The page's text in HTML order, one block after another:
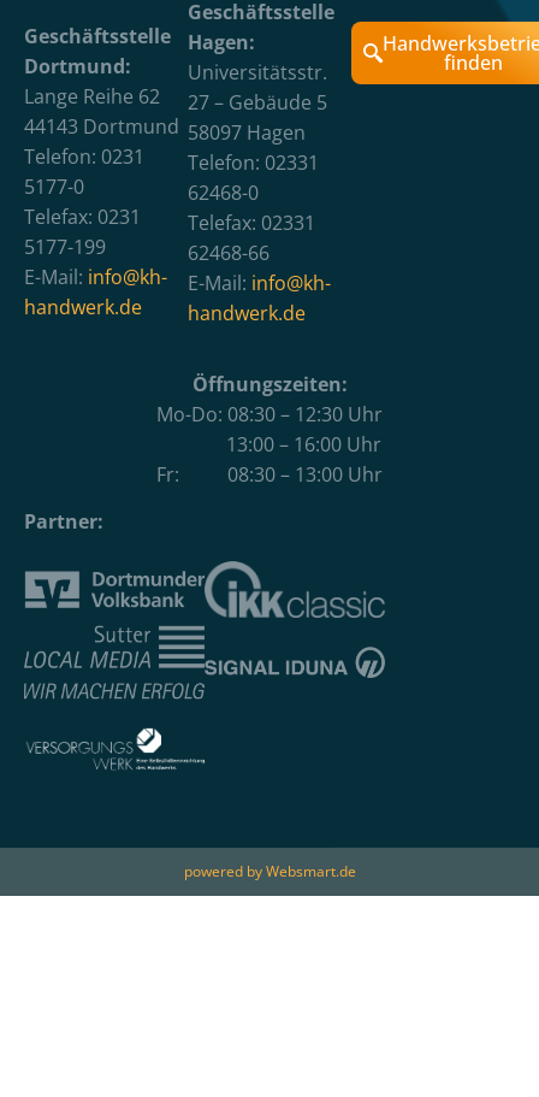
Geschäftsstelle
Dortmund:
Lange Reihe 62
44143 Dortmund
Telefon: 0231
5177-0
Telefax: 0231
5177-199
E-Mail: info@kh-
handwerk.de
Geschäftsstelle
Hagen:
Universitätsstr.
27 – Gebäude 5
58097 Hagen
Telefon: 02331
62468-0
Telefax: 02331
62468-66
E-Mail: info@kh-
handwerk.de
finden
Öffnungszeiten:
Mo-Do: 08:30 – 12:30 Uhr
13:00 – 16:00 Uhr
Fr: 08:30 – 13:00 Uhr
Partner:
powered by Websmart.de